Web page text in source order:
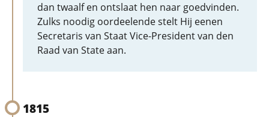
dan twaalf en ontslaat hen naar goedvinden.
Zulks noodig oordeelende stelt Hij eenen
Secretaris van Staat Vice-President van den
Raad van State aan.
1815